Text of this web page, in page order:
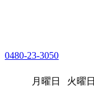
0480-23-3050
月曜日 火曜日